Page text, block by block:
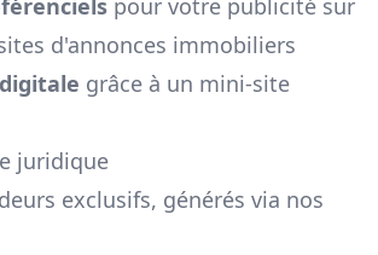
pour votre publicité sur
d'annonces immobiliers
grâce à un mini-site
juridique
exclusifs, générés via nos